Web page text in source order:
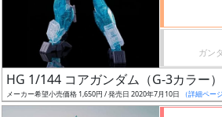
フ
リ
HG 1/144 コアガンダム（G-3カラー
メーカー希望小売価格 1,650円 / 発売日 2020年7月10日 （詳細ペー